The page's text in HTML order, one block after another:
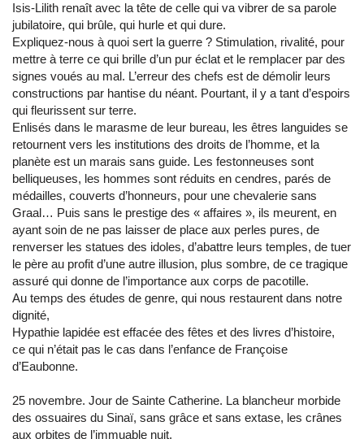
Isis-Lilith renaît avec la tête de celle qui va vibrer de sa parole
jubilatoire, qui brûle, qui hurle et qui dure.
Expliquez-nous à quoi sert la guerre ? Stimulation, rivalité, pour
mettre à terre ce qui brille d’un pur éclat et le remplacer par des
signes voués au mal. L’erreur des chefs est de démolir leurs
constructions par hantise du néant. Pourtant, il y a tant d’espoirs
qui fleurissent sur terre.
Enlisés dans le marasme de leur bureau, les êtres languides se
retournent vers les institutions des droits de l’homme, et la
planète est un marais sans guide. Les festonneuses sont
belliqueuses, les hommes sont réduits en cendres, parés de
médailles, couverts d’honneurs, pour une chevalerie sans
Graal… Puis sans le prestige des « affaires », ils meurent, en
ayant soin de ne pas laisser de place aux perles pures, de
renverser les statues des idoles, d’abattre leurs temples, de tuer
le père au profit d’une autre illusion, plus sombre, de ce tragique
assuré qui donne de l’importance aux corps de pacotille.
Au temps des études de genre, qui nous restaurent dans notre
dignité,
Hypathie lapidée est effacée des fêtes et des livres d’histoire,
ce qui n’était pas le cas dans l’enfance de Françoise
d’Eaubonne.
25 novembre. Jour de Sainte Catherine. La blancheur morbide
des ossuaires du Sinaï, sans grâce et sans extase, les crânes
aux orbites de l’immuable nuit.